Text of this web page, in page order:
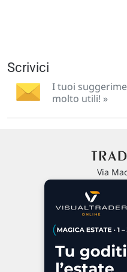
Scrivici
I tuoi
molto utili! »
Via
P.IVA 02
Commenti